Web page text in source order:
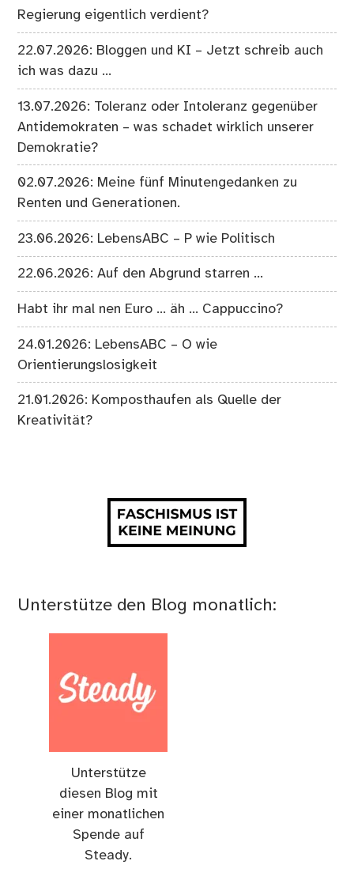
Regierung eigentlich verdient?
22.07.2026: Bloggen und KI – Jetzt schreib auch
ich was dazu …
13.07.2026: Toleranz oder Intoleranz gegenüber
Antidemokraten – was schadet wirklich unserer
Demokratie?
02.07.2026: Meine fünf Minutengedanken zu
Renten und Generationen.
23.06.2026: LebensABC – P wie Politisch
22.06.2026: Auf den Abgrund starren …
Habt ihr mal nen Euro … äh … Cappuccino?
24.01.2026: LebensABC – O wie
Orientierungslosigkeit
21.01.2026: Komposthaufen als Quelle der
Kreativität?
Unterstütze den Blog monatlich:
Unterstütze
diesen Blog mit
einer monatlichen
Spende auf
Steady.